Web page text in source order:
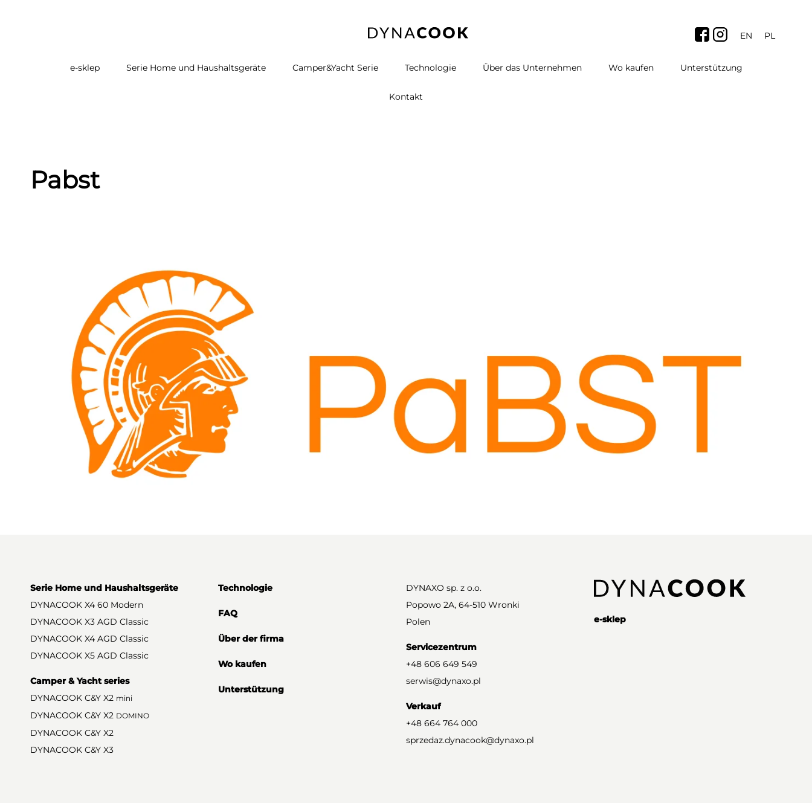
e-sklep Serie Home und Haushaltsgeräte Camper&Yacht Serie Technologie Über das Unternehmen Wo kaufen Unterstützung
Kontakt
EN PL
Pabst
Serie Home und Haushaltsgeräte
DYNACOOK X4 60 Modern
DYNACOOK X3 AGD Classic
DYNACOOK X4 AGD Classic
DYNACOOK X5 AGD Classic
Camper & Yacht series
DYNACOOK C&Y X2 mini
DYNACOOK C&Y X2 DOMINO
DYNACOOK C&Y X2
DYNACOOK C&Y X3
Technologie
FAQ
Über der firma
Wo kaufen
Unterstützung
DYNAXO sp. z o.o.
Popowo 2A, 64-510 Wronki
Polen
Servicezentrum
+48 606 649 549
serwis@dynaxo.pl
Verkauf
+48 664 764 000
sprzedaz.dynacook@dynaxo.pl
e-sklep